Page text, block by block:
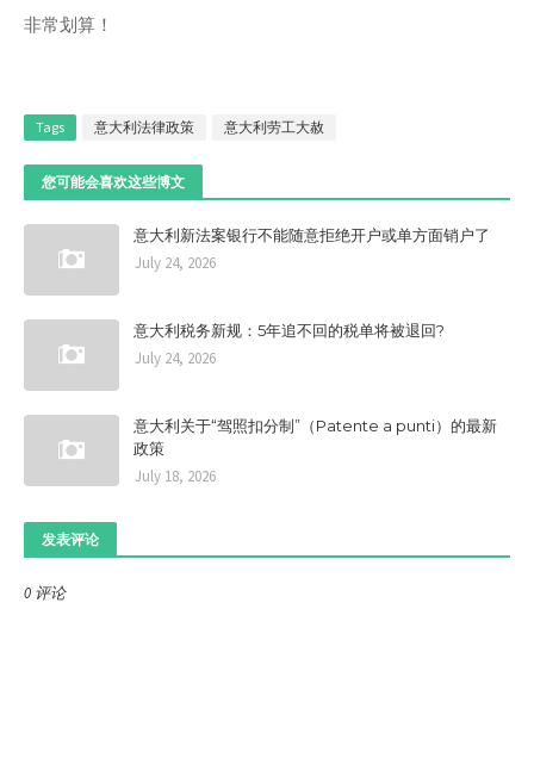
非常划算！
Tags 意大利法律政策 意大利劳工大赦
您可能会喜欢这些博文
意大利新法案银行不能随意拒绝开户或单方面销户了
July 24, 2026
意大利税务新规：5年追不回的税单将被退回?
July 24, 2026
意大利关于“驾照扣分制”（Patente a punti）的最新
政策
July 18, 2026
发表评论
0 评论